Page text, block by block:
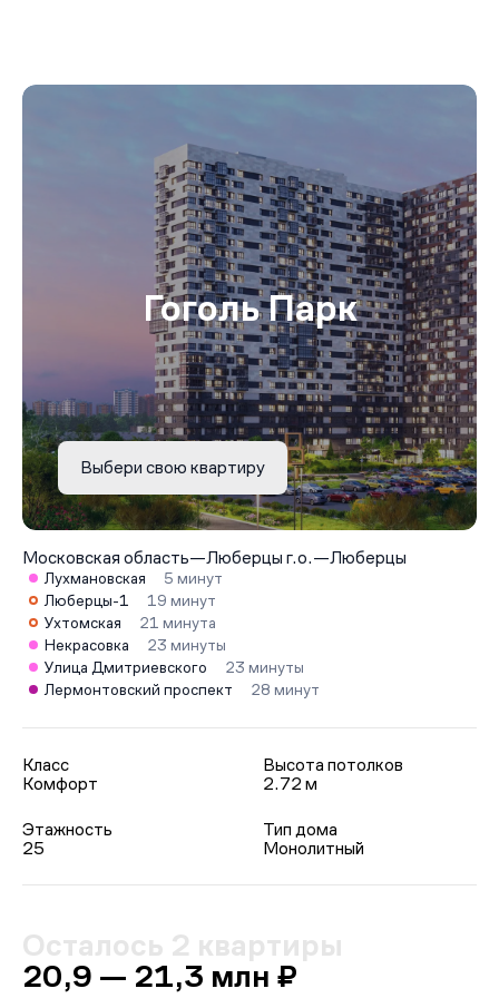
Гоголь Парк
Выбери свою квартиру
Московская область—Люберцы г.о.—Люберцы
Лухмановская
5 минут
Люберцы-1
19 минут
Ухтомская
21 минута
Некрасовка
23 минуты
Улица Дмитриевского
23 минуты
Лермонтовский проспект
28 минут
Класс
Комфорт
Высота потолков
2.72 м
Этажность
25
Тип дома
Монолитный
Осталось 2 квартиры
20,9 — 21,3 млн ₽